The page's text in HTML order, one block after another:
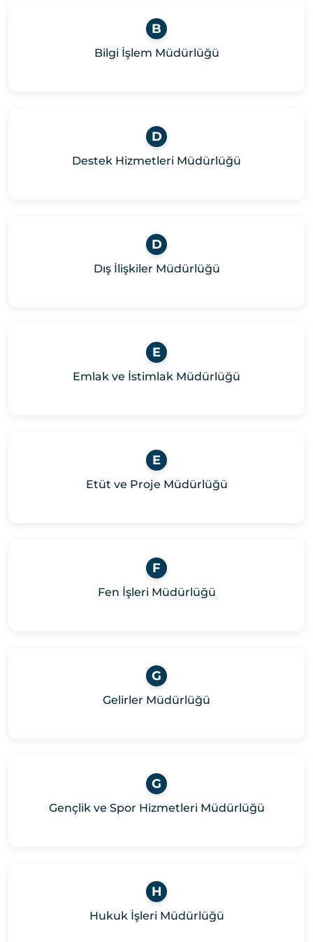
B
Bilgi İşlem Müdürlüğü
D
Destek Hizmetleri Müdürlüğü
D
Dış İlişkiler Müdürlüğü
E
Emlak ve İstimlak Müdürlüğü
E
Etüt ve Proje Müdürlüğü
F
Fen İşleri Müdürlüğü
G
Gelirler Müdürlüğü
G
Gençlik ve Spor Hizmetleri Müdürlüğü
H
Hukuk İşleri Müdürlüğü